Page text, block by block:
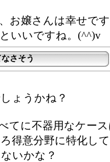
お嬢さんは幸せで
いいですね。(^^)v
さそう
ょうかね？
てに不器用なケー
得意分野に特化し
いかな？